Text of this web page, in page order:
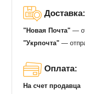
Доставка:
"Новая Почта" —
"Укрпочта" —
Оплата:
На счет продавца